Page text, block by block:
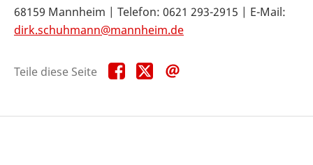
68159 Mannheim | Telefon: 0621 293-2915 | E-Mail:
dirk.schuhmann@mannheim.de
Teile diese Seite Teile
diese
Teile
diese